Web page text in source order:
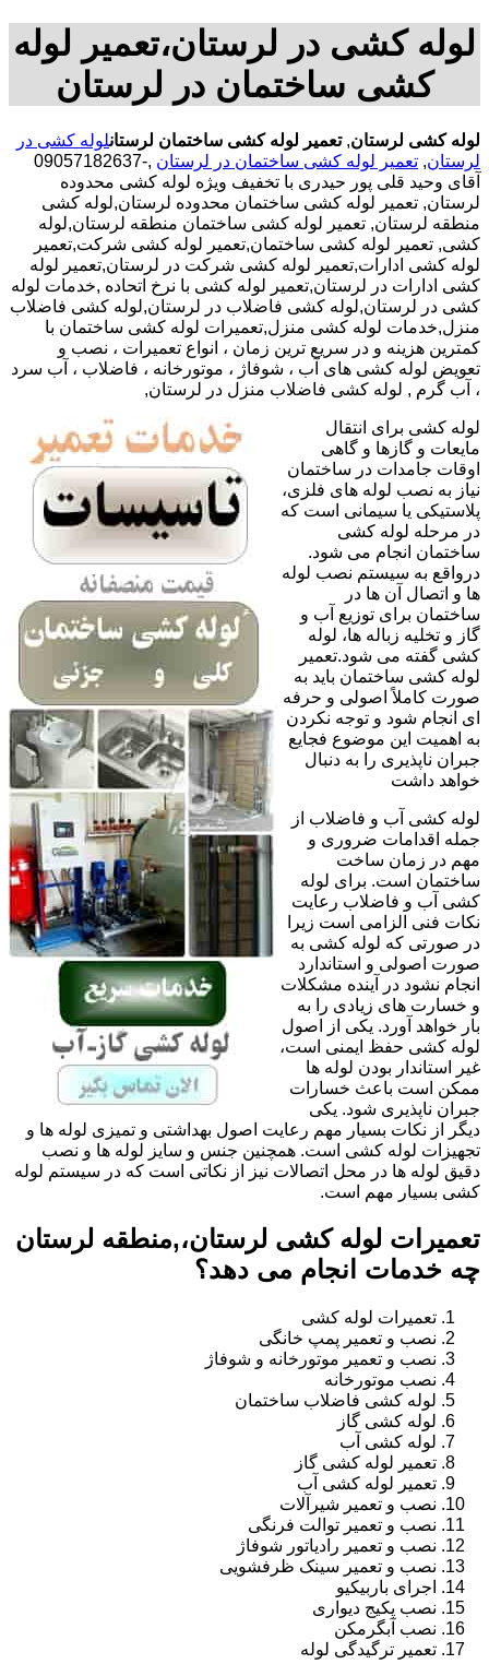
لوله کشی در لرستان،تعمیر لوله
کشی ساختمان در لرستان
لوله کشی لرستان,تعمیر لوله کشی ساختمان لرستانلوله کشی در
لرستان, تعمیر لوله کشی ساختمان در لرستان
,-09057182637
آقای وحید قلی پور حیدری با تخفیف ویژه لوله کشی محدوده
لرستان, تعمیر لوله کشی ساختمان محدوده لرستان,لوله کشی
منطقه لرستان, تعمیر لوله کشی ساختمان منطقه لرستان,لوله
کشی, تعمیر لوله کشی ساختمان,تعمیر لوله کشی شرکت,تعمیر
لوله کشی ادارات,تعمیر لوله کشی شرکت در لرستان,تعمیر لوله
کشی ادارات در لرستان,تعمیر لوله کشی با نرخ اتحاده ,خدمات لوله
کشی در لرستان,لوله کشی فاضلاب در لرستان,لوله کشی فاضلاب
منزل,خدمات لوله کشی منزل,تعمیرات لوله کشی ساختمان با
کمترین هزینه و در سریع ترین زمان ، انواع تعمیرات ، نصب و
تعویض لوله کشی های آب ، شوفاژ ، موتورخانه ، فاضلاب ، آب سرد
، آب گرم , لوله کشی فاضلاب منزل در لرستان,
لوله کشی برای انتقال
مایعات و گازها و گاهی
اوقات جامدات در ساختمان
نیاز به نصب لوله های فلزی،
پلاستیکی یا سیمانی است که
در مرحله لوله کشی
ساختمان انجام می شود.
درواقع به سیستم نصب لوله
ها و اتصال آن ها در
ساختمان برای توزیع آب و
گاز و تخلیه زباله ها، لوله
کشی گفته می شود.تعمیر
لوله کشی ساختمان باید به
صورت کاملاً اصولی و حرفه
ای انجام شود و توجه نکردن
به اهمیت این موضوع فجایع
جبران ناپذیری را به دنبال
خواهد داشت
لوله کشی آب و فاضلاب از
جمله اقدامات ضروری و
مهم در زمان ساخت
ساختمان است. برای لوله
کشی آب و فاضلاب رعایت
نکات فنی الزامی است زیرا
در صورتی که لوله کشی به
صورت اصولی و استاندارد
انجام نشود در آینده مشکلات
و خسارت های زیادی را به
بار خواهد آورد. یکی از اصول
لوله کشی حفظ ایمنی است،
غیر استاندار بودن لوله ها
ممکن است باعث خسارات
جبران ناپذیری شود. یکی
دیگر از نکات بسیار مهم رعایت اصول بهداشتی و تمیزی لوله ها و
تجهیزات لوله کشی است. همچنین جنس و سایز لوله ها و نصب
دقیق لوله ها در محل اتصالات نیز از نکاتی است که در سیستم لوله
کشی بسیار مهم است.
تعمیرات لوله کشی لرستان،,منطقه لرستان
چه خدمات انجام می دهد؟
تعمیرات لوله کشی
نصب و تعمیر پمپ خانگی
نصب و تعمیر موتورخانه و شوفاژ
نصب موتورخانه
لوله کشی فاضلاب ساختمان
لوله کشی گاز
لوله کشی آب
تعمیر لوله کشی گاز
تعمیر لوله کشی آب
نصب و تعمیر شیرآلات
نصب و تعمیر توالت فرنگی
نصب و تعمیر رادیاتور شوفاژ
نصب و تعمیر سینک ظرفشویی
اجرای باربیکیو
نصب پکیج دیواری
نصب آبگرمکن
تعمیر ترگیدگی لوله